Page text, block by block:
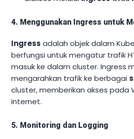
4. Menggunakan Ingress untuk
Ingress adalah objek dalam
berfungsi untuk mengatur trafik
masuk ke dalam cluster. Ingress
mengarahkan trafik ke berbagai
cluster, memberikan akses pada
internet.
5. Monitoring dan Logging